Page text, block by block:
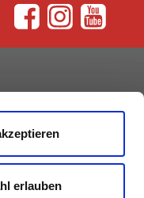
erlauben